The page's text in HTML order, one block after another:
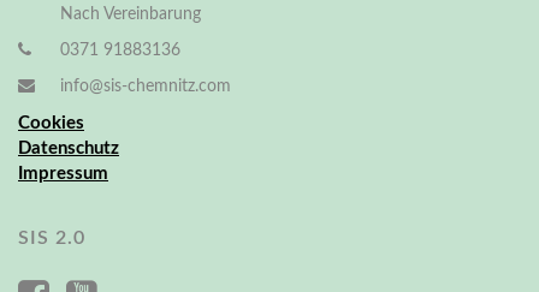
Nach Vereinbarung
0371 91883136
info@sis-chemnitz.com
Cookies
Datenschutz
Impressum
SIS 2.0